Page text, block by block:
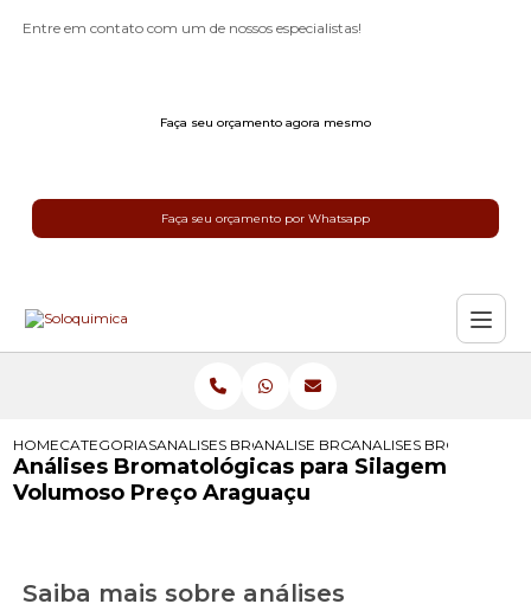
Entre em contato com um de nossos especialistas!
Faça seu orçamento agora mesmo
Faça seu orçamento por Whatsapp
HOMECATEGORIASANALISES BROMATOLOGICAS
ANALISE BROMATOLOGICA
ANALISES
Análises Bromatológicas para Silagem
Volumoso Preço Araguaçu
Saiba mais sobre análises